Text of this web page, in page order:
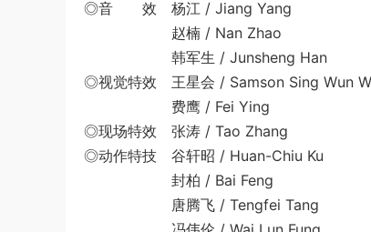
◎音 效 杨江 / Jiang Yang
赵楠 / Nan Zhao
韩军生 / Junsheng Han
◎视觉特效 王星会 / Samson Sing Wun
费鹰 / Fei Ying
◎现场特效 张涛 / Tao Zhang
◎动作特技 谷轩昭 / Huan-Chiu Ku
封柏 / Bai Feng
唐腾飞 / Tengfei Tang